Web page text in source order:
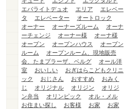
エバライトデュオ
エリア
エレベー
タ
エレベーター
オートロック
オーナー
オーナーズルーム
オーナ
ーチェンジ
オーナー様
オーナ様
オープン
オープンハウス
オープン
ルーム
オープンルーム、現地販売
会、たまプラーザ、ベルグ
オール洋
室
おいしい
おぎはらこどもクリニ
ック
おじさん おすすめ
おみく
じ
オリジナル オリジン
オリジ
ン弁当
オリンピック
オル・メル
お住まい探し
お客様 お家
お家